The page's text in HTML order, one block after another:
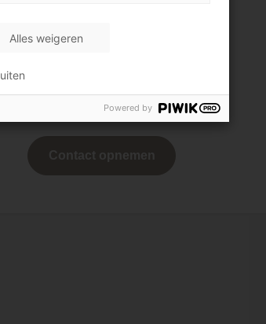
Alles weigeren
Powered by